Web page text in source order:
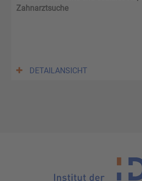
Zahnarztsuche
DETAILANSICHT